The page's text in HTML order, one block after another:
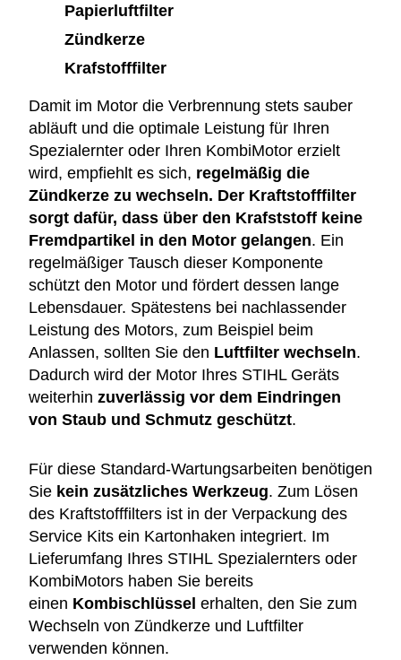
Papierluftfilter
Zündkerze
Krafstofffilter
Damit im Motor die Verbrennung stets sauber
abläuft und die optimale Leistung für Ihren
Spezialernter oder Ihren KombiMotor erzielt
wird, empfiehlt es sich, regelmäßig die
Zündkerze zu wechseln. Der Kraftstofffilter
sorgt dafür, dass über den Krafststoff keine
Fremdpartikel in den Motor gelangen. Ein
regelmäßiger Tausch dieser Komponente
schützt den Motor und fördert dessen lange
Lebensdauer. Spätestens bei nachlassender
Leistung des Motors, zum Beispiel beim
Anlassen, sollten Sie den Luftfilter wechseln.
Dadurch wird der Motor Ihres STIHL Geräts
weiterhin zuverlässig vor dem Eindringen
von Staub und Schmutz geschützt.
Für diese Standard-Wartungsarbeiten benötigen
Sie kein zusätzliches Werkzeug. Zum Lösen
des Kraftstofffilters ist in der Verpackung des
Service Kits ein Kartonhaken integriert. Im
Lieferumfang Ihres STIHL Spezialernters oder
KombiMotors haben Sie bereits
einen Kombischlüssel erhalten, den Sie zum
Wechseln von Zündkerze und Luftfilter
verwenden können.